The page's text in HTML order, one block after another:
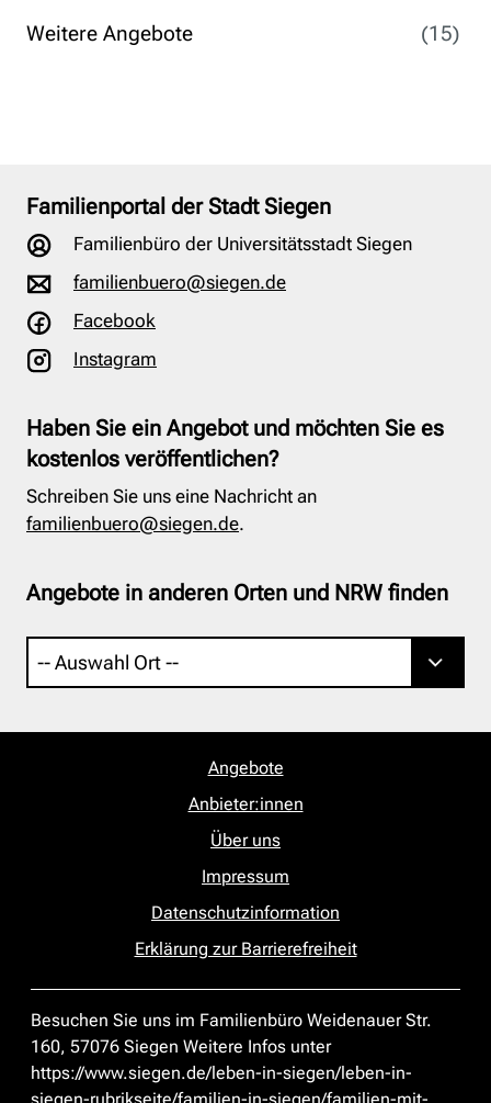
Weitere Angebote
(15)
Familienportal der Stadt Siegen
Familienbüro der Universitätsstadt Siegen
familienbuero@siegen.de
Facebook
Instagram
Haben Sie ein Angebot und möchten Sie es
kostenlos veröffentlichen?
Schreiben Sie uns eine Nachricht an
familienbuero@siegen.de.
Angebote in anderen Orten und NRW finden
Angebote
Anbieter:innen
Über uns
Impressum
Datenschutzinformation
Erklärung zur Barrierefreiheit
Besuchen Sie uns im Familienbüro Weidenauer Str.
160, 57076 Siegen Weitere Infos unter
https://www.siegen.de/leben-in-siegen/leben-in-